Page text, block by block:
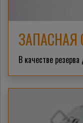
ЗАПАСНАЯ
В качестве